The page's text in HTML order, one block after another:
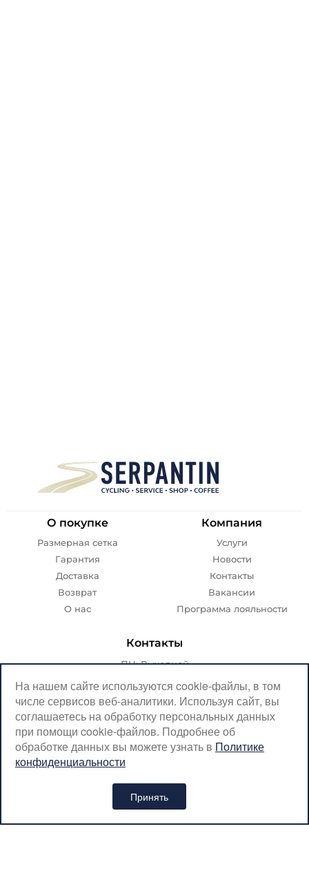
О покупке
Размерная сетка
Гарантия
Доставка
Возврат
О нас
Компания
Услуги
Новости
Контакты
Вакансии
Программа лояльности
Контакты
ПН: Выходной
ВТ-ПТ: с 07:00 до 20:00
СБ-ВС: с 08:00 до 18:00
Москва, Крылатская, 10
SerpantinCyclingShop@gmail.com
+7 (926) 899-38-31
На нашем сайте используются cookie-файлы, в том
числе сервисов веб-аналитики. Используя сайт, вы
соглашаетесь на обработку персональных данных
при помощи cookie-файлов. Подробнее об
обработке данных вы можете узнать в Политике
конфиденциальности
Принять